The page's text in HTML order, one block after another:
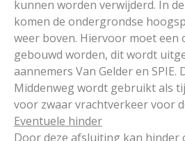
kunnen worden verwijderd. In
komen de ondergrondse
weer boven. Hiervoor moet
gebouwd worden, dit wordt
aannemers Van Gelder en SPIE.
Middenweg wordt gebruikt als
voor zwaar vrachtverkeer voor
Eventuele hinder
Door deze afsluiting kan hinder